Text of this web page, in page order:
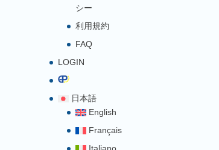
シー
利用規約
FAQ
LOGIN
日本語
English
Français